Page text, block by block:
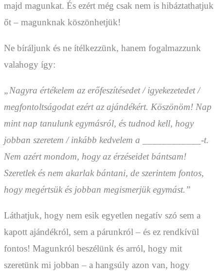
majd magunkat. És ezért még csak nem is hibáztathatjuk
őt – magunknak köszönhetjük!
Ne bíráljunk és ne ítélkezzünk, hanem fogalmazzunk
valahogy így:
„Nagyra értékelem az erőfeszítésedet / igyekezetedet /
megfontoltságodat ezért az ajándékért. Köszönöm! Nap
mint nap tanulunk egymásról, és tudnod kell, hogy
jobban szeretem / inkább kedvelem a ____________-t.
Nem azért mondom, hogy az érzéseidet bántsam!
Szeretlek és nem akarlak bántani, de szerintem fontos,
hogy megértsük és jobban megismerjük egymást.”
Láthatjuk, hogy nem esik egyetlen negatív szó sem a
kapott ajándékról, sem a párunkról – és ez rendkívül
fontos! Magunkról beszélünk és arról, hogy mit
szeretünk mi jobban – a hangsúly azon van, hogy